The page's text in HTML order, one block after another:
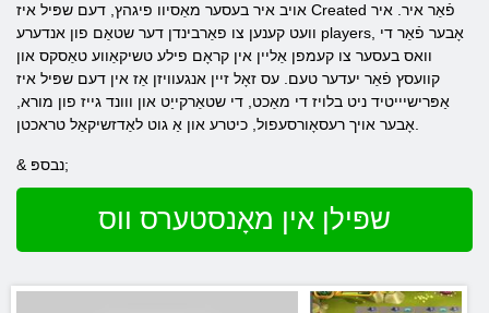
אויב איר בעסער מאַסיוו פיגהץ, דעם שפּיל איז Created פֿאַר איר. איר
וועט קענען צו פאַרבינדן דער שטאַם פון אנדערע players, אָבער פֿאַר די
וואס בעסער צו קעמפן אַליין אין קראָם פילע טשיקאַווע טאַסקס און
קוועסץ פֿאַר יעדער טעם. עס זאָל זיין אנגעוויזן אַז אין דעם שפּיל איז
אַפּרישיייטיד ניט בלויז די מאַכט, די שטאַרקייַט און ווונד גייז פון מורא,
& נבספּ;
שפּילן אין מאָנסטערס ווס